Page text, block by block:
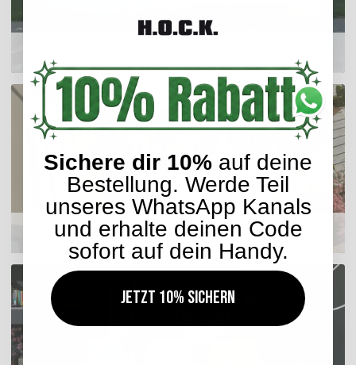
Sitzkissen
Sichere dir 10% auf deine
Bestellung. Werde Teil
unseres WhatsApp Kanals
und erhalte deinen Code
sofort auf dein Handy.
Jetzt 10% sichern